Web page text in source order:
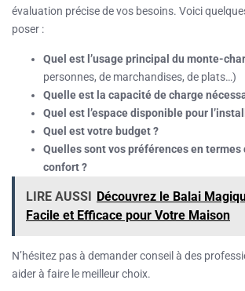
évaluation précise de vos besoins. Voici
poser :
Quel est l’usage principal du monte-
personnes, de marchandises, de plats…)
Quelle est la capacité de charge
Quel est l’espace disponible pour
Quel est votre budget ?
Quelles sont vos préférences en termes
confort ?
LIRE AUSSI Découvrez le Balai
Facile et Efficace pour Votre Maison
N’hésitez pas à demander conseil à des
aider à faire le meilleur choix.